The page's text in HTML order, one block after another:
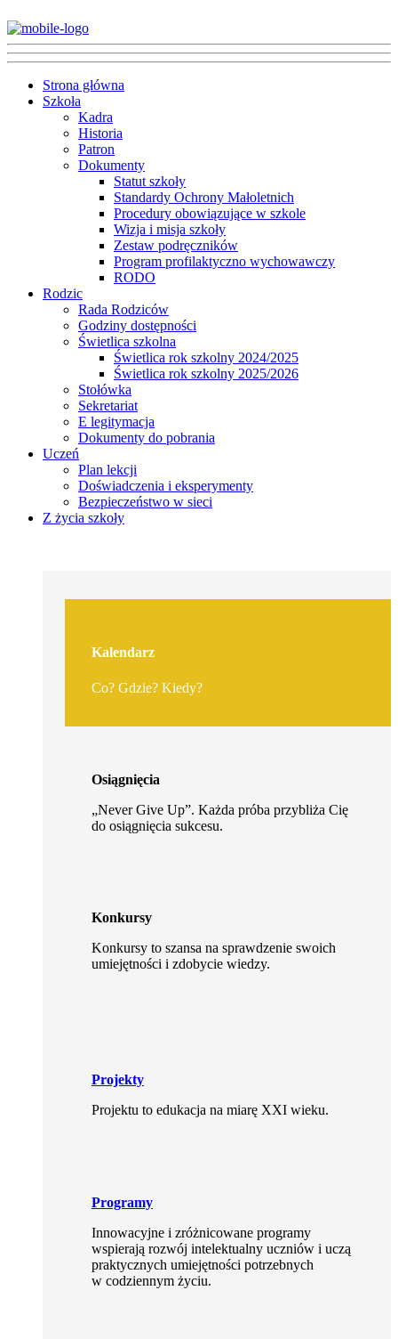
Strona główna
Szkoła
Kadra
Historia
Patron
Dokumenty
Statut szkoły
Standardy Ochrony Małoletnich
Procedury obowiązujące w szkole
Wizja i misja szkoły
Zestaw podręczników
Program profilaktyczno wychowawczy
RODO
Rodzic
Rada Rodziców
Godziny dostępności
Świetlica szkolna
Świetlica rok szkolny 2024/2025
Świetlica rok szkolny 2025/2026
Stołówka
Sekretariat
E legitymacja
Dokumenty do pobrania
Uczeń
Plan lekcji
Doświadczenia i eksperymenty
Bezpieczeństwo w sieci
Z życia szkoły
Kalendarz
Co? Gdzie? Kiedy?
Osiągnięcia
„Never Give Up”. Każda próba przybliża Cię
do osiągnięcia sukcesu.
Konkursy
Konkursy to szansa na sprawdzenie swoich
umiejętności i zdobycie wiedzy.
Projekty
Projektu to edukacja na miarę XXI wieku.
Programy
Innowacyjne i zróżnicowane programy
wspierają rozwój intelektualny uczniów i uczą
praktycznych umiejętności potrzebnych
w codziennym życiu.